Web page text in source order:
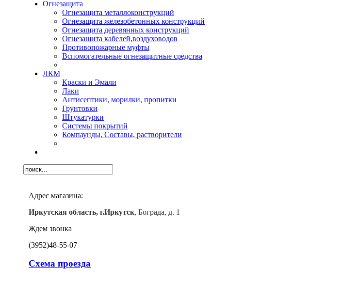
Огнезащита
Огнезащита металлоконструкций
Огнезащита железобетонных конструкций
Огнезащита деревянных конструкций
Огнезащита кабелей,воздуховодов
Противопожарные муфты
Вспомогательные огнезащитные средства
ЛКМ
Краски и Эмали
Лаки
Антисептики, морилки, пропитки
Грунтовки
Штукатурки
Системы покрытий
Компаунды, Составы, растворители
Адрес магазина:
Иркутская область, г.Иркутск, Бограда, д. 1
Ждем звонка
(3952)48-55-07
Схема проезда